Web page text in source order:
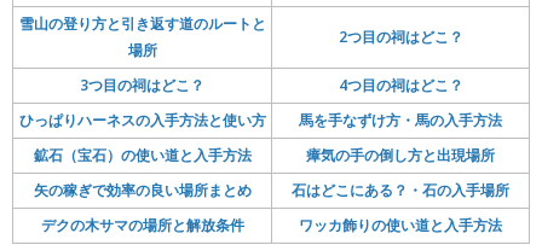
雪山の登り方と引き返す道のルートと
場所
2つ目の祠はどこ？
3つ目の祠はどこ？
4つ目の祠はどこ？
ひっぱりハーネスの入手方法と使い方
馬を手なずけ方・馬の入手方法
鉱石（宝石）の使い道と入手方法
瘴気の手の倒し方と出現場所
矢の稼ぎで効率の良い場所まとめ
石はどこにある？・石の入手場所
デクの木サマの場所と解放条件
ワッカ飾りの使い道と入手方法